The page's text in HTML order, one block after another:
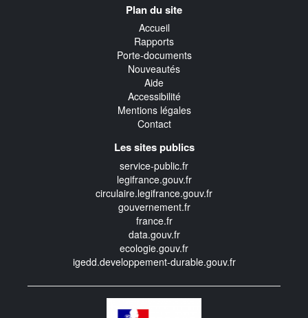
Plan du site
Accueil
Rapports
Porte-documents
Nouveautés
Aide
Accessibilité
Mentions légales
Contact
Les sites publics
service-public.fr
legifrance.gouv.fr
circulaire.legifrance.gouv.fr
gouvernement.fr
france.fr
data.gouv.fr
ecologie.gouv.fr
igedd.developpement-durable.gouv.fr